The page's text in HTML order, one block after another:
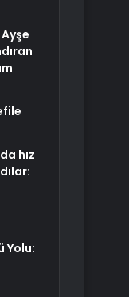
Ayşe
hız
Yolu: